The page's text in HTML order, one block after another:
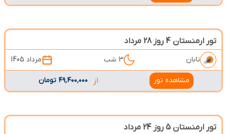
تور ارمنستان 4 روز 28 مرداد
تابان 3 شب مرداد 1405
مشاهده تور از ۴۹٬۴۰۰٬۰۰۰ تومان
تور ارمنستان 5 روز 24 مرداد